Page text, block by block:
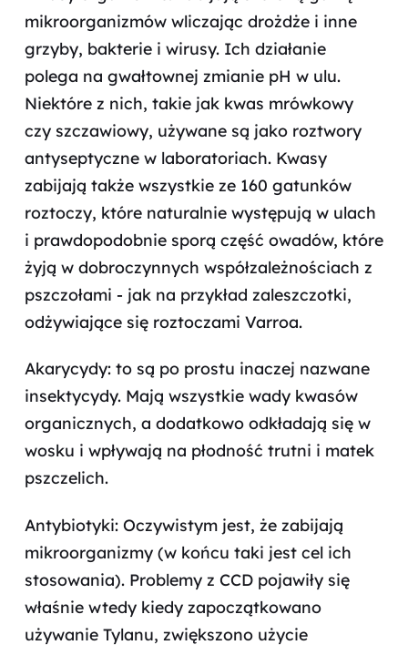
mikroorganizmów wliczając drożdże i inne
grzyby, bakterie i wirusy. Ich działanie
polega na gwałtownej zmianie pH w ulu.
Niektóre z nich, takie jak kwas mrówkowy
czy szczawiowy, używane są jako roztwory
antyseptyczne w laboratoriach. Kwasy
zabijają także wszystkie ze 160 gatunków
roztoczy, które naturalnie występują w ulach
i prawdopodobnie sporą część owadów, które
żyją w dobroczynnych współzależnościach z
pszczołami - jak na przykład zaleszczotki,
odżywiające się roztoczami Varroa.
Akarycydy: to są po prostu inaczej nazwane
insektycydy. Mają wszystkie wady kwasów
organicznych, a dodatkowo odkładają się w
wosku i wpływają na płodność trutni i matek
pszczelich.
Antybiotyki: Oczywistym jest, że zabijają
mikroorganizmy (w końcu taki jest cel ich
stosowania). Problemy z CCD pojawiły się
właśnie wtedy kiedy zapoczątkowano
używanie Tylanu, zwiększono użycie